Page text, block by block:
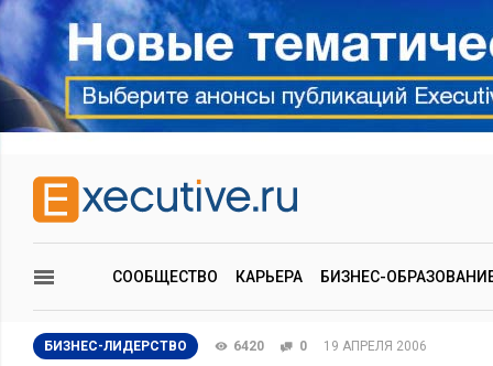
СООБЩЕСТВО КАРЬЕРА БИЗНЕС-
БИЗНЕС-ЛИДЕРСТВО 6420 0 19 АПРЕЛЯ 2006